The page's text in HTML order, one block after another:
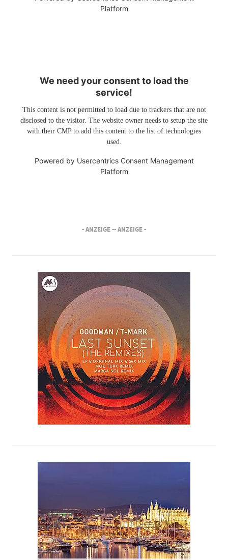
Platform
We need your consent to load the
service!
This content is not permitted to load due to trackers that are not
disclosed to the visitor. The website owner needs to setup the site
with their CMP to add this content to the list of technologies
used.
Powered by Usercentrics Consent Management
Platform
- ANZEIGE -- ANZEIGE -